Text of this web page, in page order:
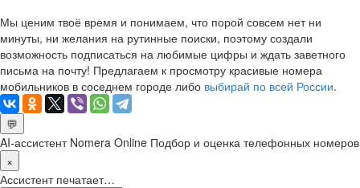
Мы ценим твоё время и понимаем, что порой совсем нет ни
минуты, ни желания на рутинные поиски, поэтому создали
возможность подписаться на любимые цифры и ждать заветного
письма на почту! Предлагаем к просмотру красивые номера
мобильников в соседнем городе либо выбирай по всей России.
💬
AI-ассистент Nomera Online Подбор и оценка телефонных номеров
×
Ассистент печатает…